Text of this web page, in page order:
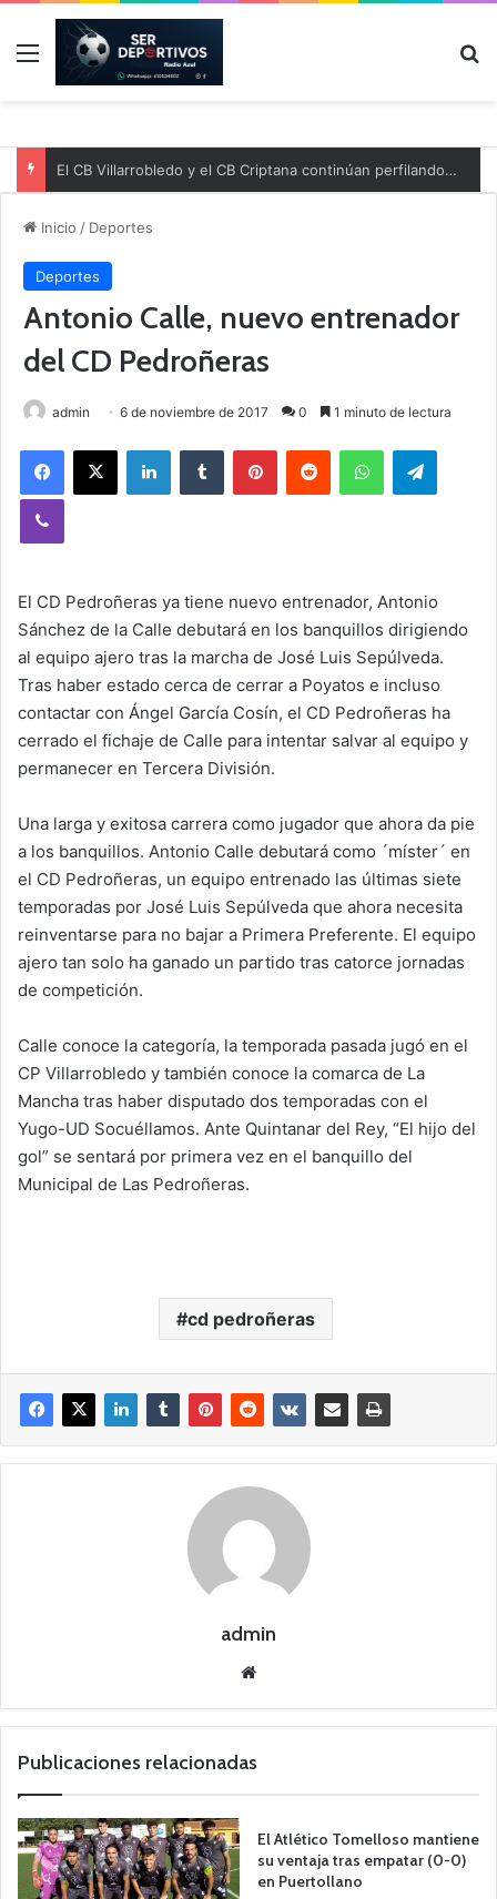
Menú
El CB Villarrobledo y el CB Criptana continúan perfilando sus plantillas
Inicio / Deportes
Deportes
Antonio Calle, nuevo entrenador
del CD Pedroñeras
admin 6 de noviembre de 2017 0 1 minuto de lectura
El CD Pedroñeras ya tiene nuevo entrenador, Antonio
Sánchez de la Calle debutará en los banquillos dirigiendo
al equipo ajero tras la marcha de José Luis Sepúlveda.
Tras haber estado cerca de cerrar a Poyatos e incluso
contactar con Ángel García Cosín, el CD Pedroñeras ha
cerrado el fichaje de Calle para intentar salvar al equipo y
permanecer en Tercera División.
Una larga y exitosa carrera como jugador que ahora da pie
a los banquillos. Antonio Calle debutará como ´míster´ en
el CD Pedroñeras, un equipo entrenado las últimas siete
temporadas por José Luis Sepúlveda que ahora necesita
reinventarse para no bajar a Primera Preferente. El equipo
ajero tan solo ha ganado un partido tras catorce jornadas
de competición.
Calle conoce la categoría, la temporada pasada jugó en el
CP Villarrobledo y también conoce la comarca de La
Mancha tras haber disputado dos temporadas con el
Yugo-UD Socuéllamos. Ante Quintanar del Rey, “El hijo del
gol” se sentará por primera vez en el banquillo del
Municipal de Las Pedroñeras.
cd pedroñeras
admin
we
Publicaciones relacionadas
El Atlético Tomelloso mantiene
su ventaja tras empatar (0-0)
en Puertollano